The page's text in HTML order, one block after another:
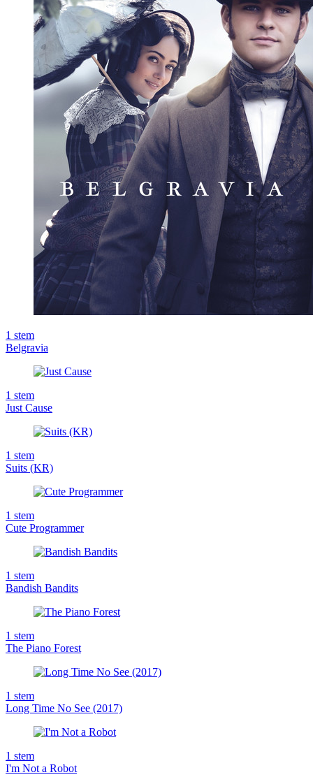
1 stem
Belgravia
1 stem
Just Cause
1 stem
Suits (KR)
1 stem
Cute Programmer
1 stem
Bandish Bandits
1 stem
The Piano Forest
1 stem
Long Time No See (2017)
1 stem
I'm Not a Robot